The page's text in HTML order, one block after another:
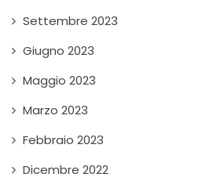
Settembre 2023
Giugno 2023
Maggio 2023
Marzo 2023
Febbraio 2023
Dicembre 2022